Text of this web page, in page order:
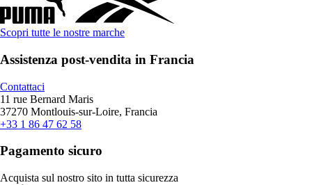
Scopri tutte le nostre marche
Assistenza post-vendita in Francia
Contattaci
11 rue Bernard Maris
37270 Montlouis-sur-Loire, Francia
+33 1 86 47 62 58
Pagamento sicuro
Acquista sul nostro sito in tutta sicurezza